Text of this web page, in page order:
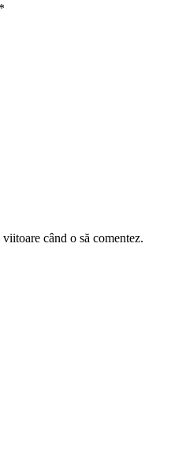
*
când o să comentez.